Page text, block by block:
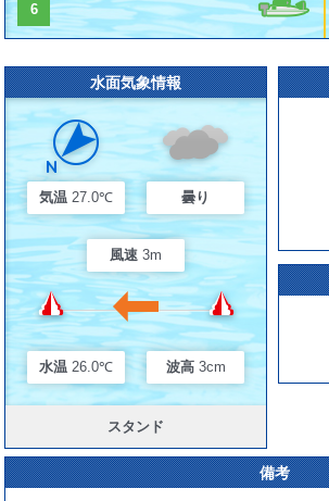
6
水面気象情報
気温 27.0℃ 曇り
風速 3m
水温 26.0℃ 波高 3cm
スタンド
備考